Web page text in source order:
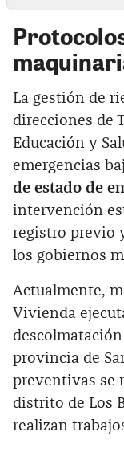
La gestión de
direcciones de
Educación y
emergencias
de estado de
intervención
registro previo
los gobiernos
Actualmente,
Vivienda
provincia de
preventivas se
distrito de Los
realizan